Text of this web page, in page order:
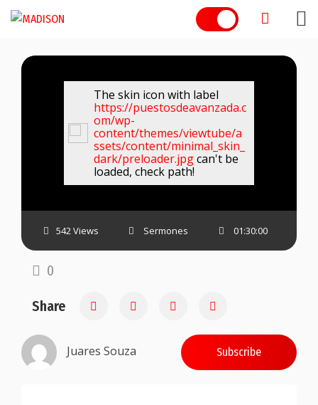
Skip
The skin icon with label
https://puestosdeavanzada.c
om/wp-
content/themes/viewtube/a
ssets/content/minimal_skin_
dark/preloader.jpgcan't be
loaded, check path!
542 Views Sermones 01:30:00
0
Share
Juares Souza Subscribe